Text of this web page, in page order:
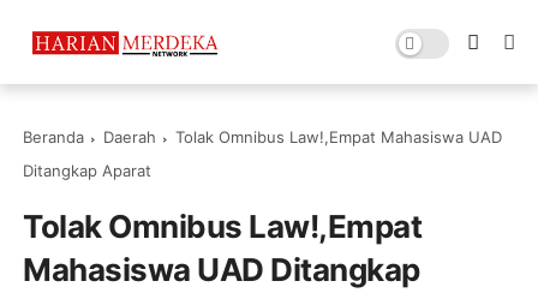
Beranda Daerah
Tolak Omnibus Law!,Empat Mahasiswa UAD
Ditangkap Aparat
Tolak Omnibus Law!,Empat
Mahasiswa UAD Ditangkap